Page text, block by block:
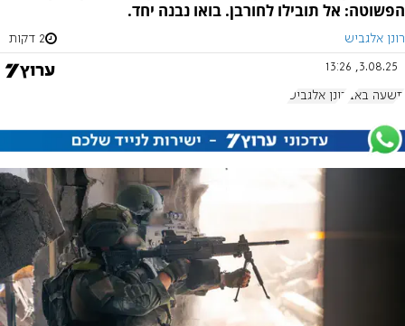
הפשוטה: אל תובילו לחורבן. בואו נבנה יחד.
רונן אלגביש 2 דקות
3.08.25, 13:26
תשעה באב רונן אלגביש